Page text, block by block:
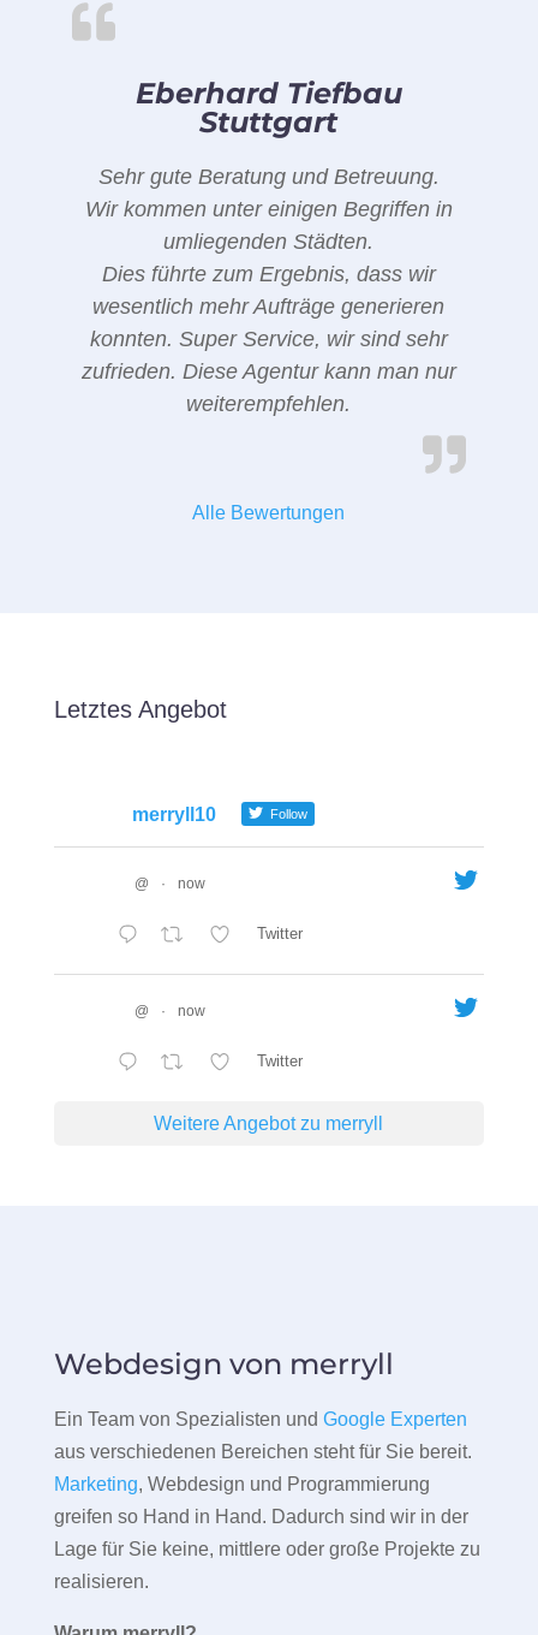
Eberhard Tiefbau
Stuttgart
Sehr gute Beratung und Betreuung.
Wir kommen unter einigen Begriffen in
umliegenden Städten.
Dies führte zum Ergebnis, dass wir
wesentlich mehr Aufträge generieren
konnten. Super Service, wir sind sehr
zufrieden. Diese Agentur kann man nur
weiterempfehlen.
Alle Bewertungen
Letztes Angebot
merryll10 Follow
@ · now
Twitter
@ · now
Twitter
Weitere Angebot zu merryll
Webdesign von merryll
Ein Team von Spezialisten und Google Experten
aus verschiedenen Bereichen steht für Sie bereit.
Marketing, Webdesign und Programmierung
greifen so Hand in Hand. Dadurch sind wir in der
Lage für Sie keine, mittlere oder große Projekte zu
realisieren.